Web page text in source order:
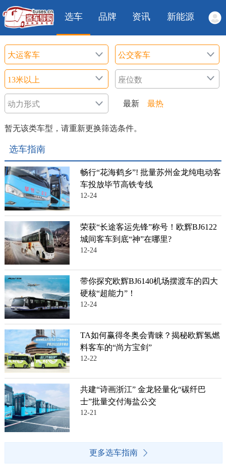
选车 品牌 资讯 新能源
最新 最热
暂无该类车型，请重新更换筛选条件。
选车指南
畅行“花海鹤乡”! 批量苏州金龙纯电动客
车投放毕节高铁专线
12-24
荣获“长途客运先锋”称号！欧辉BJ6122
城间客车到底“神”在哪里?
12-24
带你探究欧辉BJ6140机场摆渡车的四大
硬核“超能力”！
12-24
TA如何赢得冬奥会青睐？揭秘欧辉氢燃
料客车的“尚方宝剑”
12-22
共建“诗画浙江” 金龙轻量化“碳纤巴
士”批量交付海盐公交
12-21
更多选车指南